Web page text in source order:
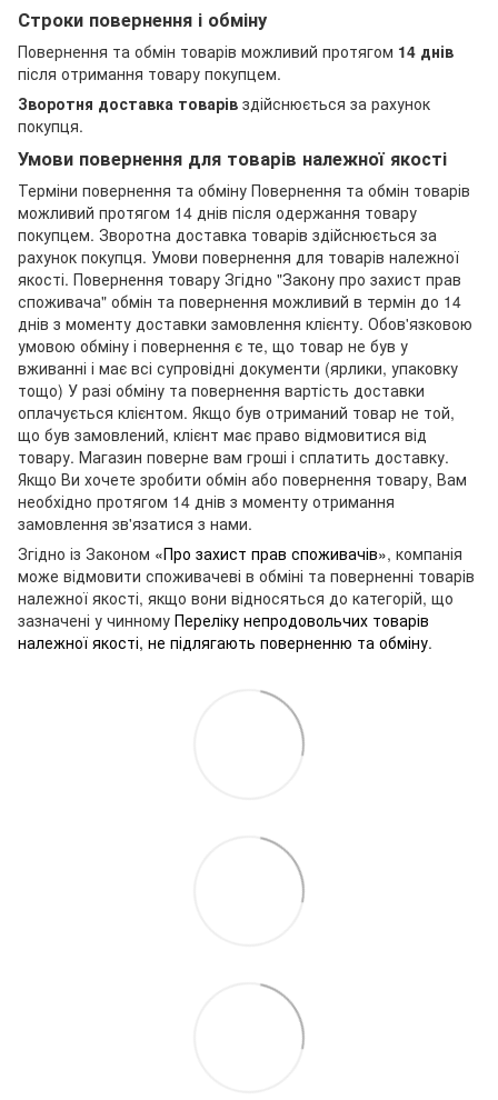
Строки повернення і обміну
Повернення та обмін товарів можливий протягом 14 днів
після отримання товару покупцем.
Зворотня доставка товарів здійснюється за рахунок
покупця.
Умови повернення для товарів належної якості
Терміни повернення та обміну Повернення та обмін товарів
можливий протягом 14 днів після одержання товару
покупцем. Зворотна доставка товарів здійснюється за
рахунок покупця. Умови повернення для товарів належної
якості. Повернення товару Згідно "Закону про захист прав
споживача" обмін та повернення можливий в термін до 14
днів з моменту доставки замовлення клієнту. Обов'язковою
умовою обміну і повернення є те, що товар не був у
вживанні і має всі супровідні документи (ярлики, упаковку
тощо) У разі обміну та повернення вартість доставки
оплачується клієнтом. Якщо був отриманий товар не той,
що був замовлений, клієнт має право відмовитися від
товару. Магазин поверне вам гроші і сплатить доставку.
Якщо Ви хочете зробити обмін або повернення товару, Вам
необхідно протягом 14 днів з моменту отримання
замовлення зв'язатися з нами.
Згідно із Законом «Про захист прав споживачів», компанія
може відмовити споживачеві в обміні та поверненні товарів
належної якості, якщо вони відносяться до категорій, що
зазначені у чинному Переліку непродовольчих товарів
належної якості, не підлягають поверненню та обміну.